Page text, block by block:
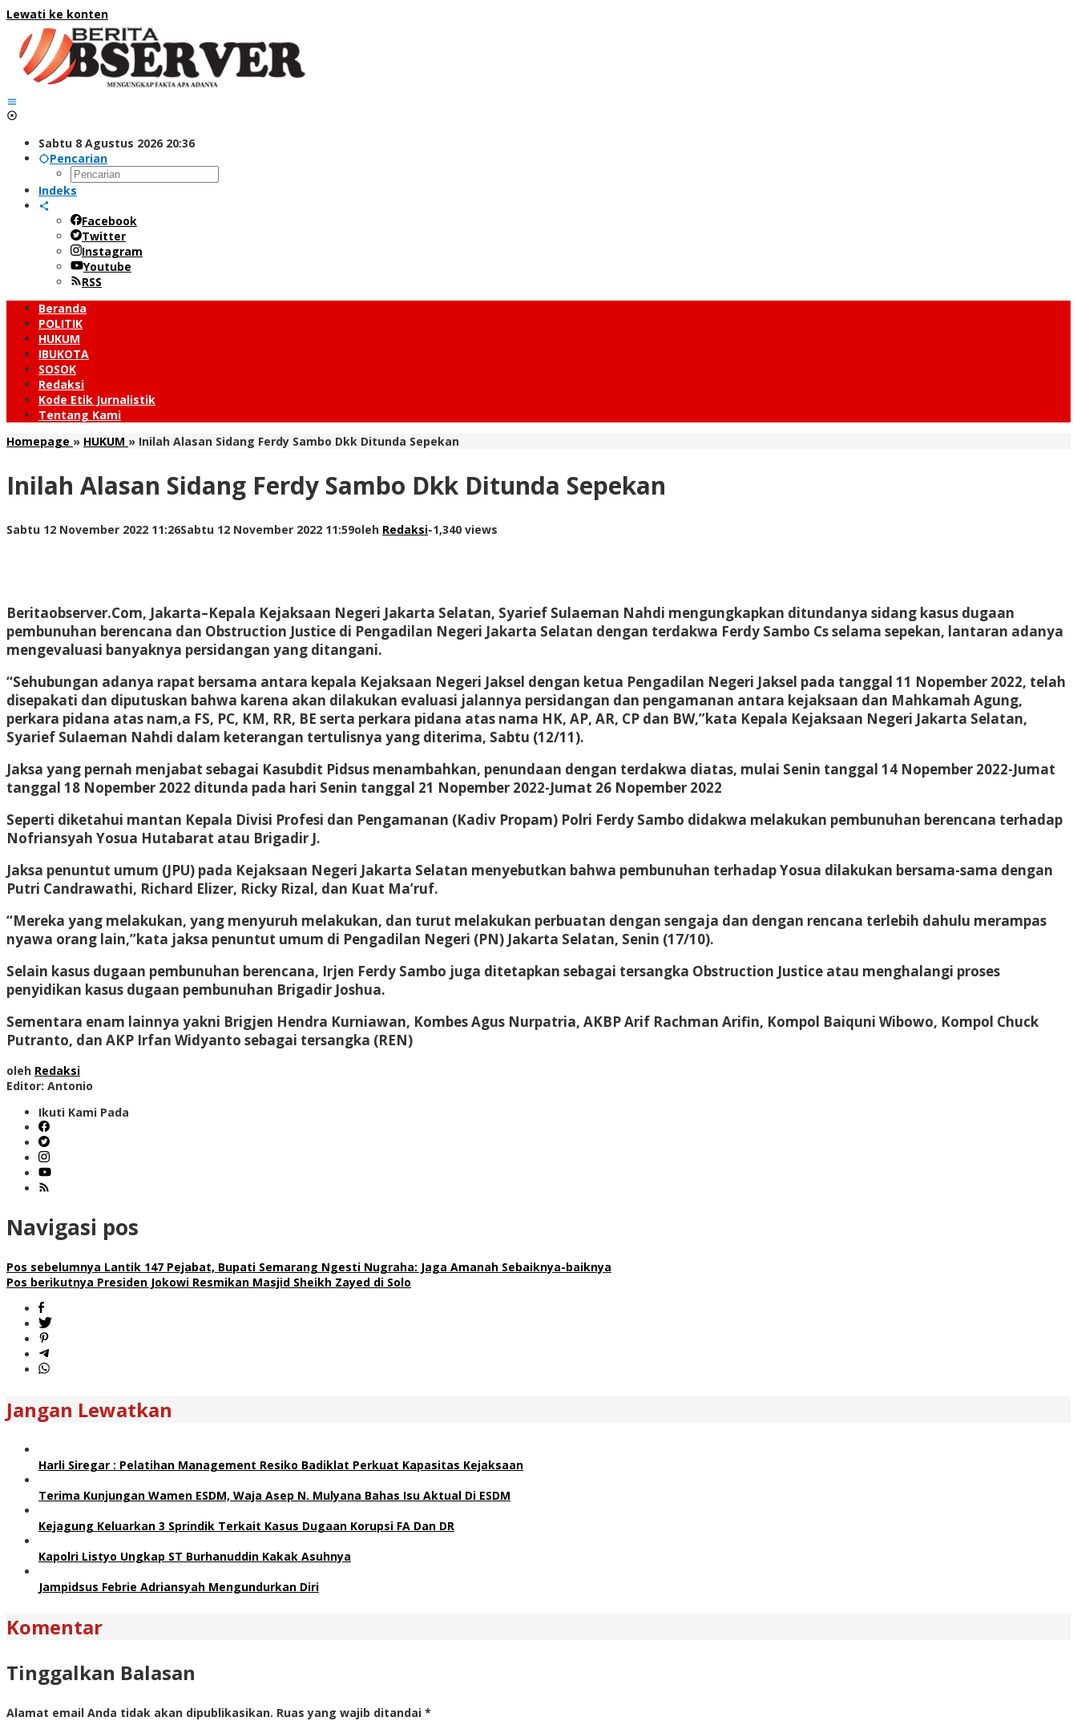
Lewati ke konten
Sabtu 8 Agustus 2026 20:36
Pencarian
Indeks
Facebook
Twitter
Instagram
Youtube
RSS
Beranda
POLITIK
HUKUM
IBUKOTA
SOSOK
Redaksi
Kode Etik Jurnalistik
Tentang Kami
Homepage » HUKUM » Inilah Alasan Sidang Ferdy Sambo Dkk Ditunda Sepekan
Inilah Alasan Sidang Ferdy Sambo Dkk Ditunda Sepekan
Sabtu 12 November 2022 11:26Sabtu 12 November 2022 11:59oleh Redaksi-1,340 views
Beritaobserver.Com, Jakarta–Kepala Kejaksaan Negeri Jakarta Selatan, Syarief Sulaeman Nahdi mengungkapkan ditundanya sidang kasus dugaan
pembunuhan berencana dan Obstruction Justice di Pengadilan Negeri Jakarta Selatan dengan terdakwa Ferdy Sambo Cs selama sepekan, lantaran adanya
mengevaluasi banyaknya persidangan yang ditangani.
“Sehubungan adanya rapat bersama antara kepala Kejaksaan Negeri Jaksel dengan ketua Pengadilan Negeri Jaksel pada tanggal 11 Nopember 2022, telah
disepakati dan diputuskan bahwa karena akan dilakukan evaluasi jalannya persidangan dan pengamanan antara kejaksaan dan Mahkamah Agung,
perkara pidana atas nam,a FS, PC, KM, RR, BE serta perkara pidana atas nama HK, AP, AR, CP dan BW,”kata Kepala Kejaksaan Negeri Jakarta Selatan,
Syarief Sulaeman Nahdi dalam keterangan tertulisnya yang diterima, Sabtu (12/11).
Jaksa yang pernah menjabat sebagai Kasubdit Pidsus menambahkan, penundaan dengan terdakwa diatas, mulai Senin tanggal 14 Nopember 2022-Jumat
tanggal 18 Nopember 2022 ditunda pada hari Senin tanggal 21 Nopember 2022-Jumat 26 Nopember 2022
Seperti diketahui mantan Kepala Divisi Profesi dan Pengamanan (Kadiv Propam) Polri Ferdy Sambo didakwa melakukan pembunuhan berencana terhadap
Nofriansyah Yosua Hutabarat atau Brigadir J.
Jaksa penuntut umum (JPU) pada Kejaksaan Negeri Jakarta Selatan menyebutkan bahwa pembunuhan terhadap Yosua dilakukan bersama-sama dengan
Putri Candrawathi, Richard Elizer, Ricky Rizal, dan Kuat Ma’ruf.
“Mereka yang melakukan, yang menyuruh melakukan, dan turut melakukan perbuatan dengan sengaja dan dengan rencana terlebih dahulu merampas
nyawa orang lain,”kata jaksa penuntut umum di Pengadilan Negeri (PN) Jakarta Selatan, Senin (17/10).
Selain kasus dugaan pembunuhan berencana, Irjen Ferdy Sambo juga ditetapkan sebagai tersangka Obstruction Justice atau menghalangi proses
penyidikan kasus dugaan pembunuhan Brigadir Joshua.
Sementara enam lainnya yakni Brigjen Hendra Kurniawan, Kombes Agus Nurpatria, AKBP Arif Rachman Arifin, Kompol Baiquni Wibowo, Kompol Chuck
Putranto, dan AKP Irfan Widyanto sebagai tersangka (REN)
oleh Redaksi
Editor: Antonio
Ikuti Kami Pada
Navigasi pos
Pos sebelumnya Lantik 147 Pejabat, Bupati Semarang Ngesti Nugraha: Jaga Amanah Sebaiknya-baiknya
Pos berikutnya Presiden Jokowi Resmikan Masjid Sheikh Zayed di Solo
Jangan Lewatkan
Harli Siregar : Pelatihan Management Resiko Badiklat Perkuat Kapasitas Kejaksaan
Terima Kunjungan Wamen ESDM, Waja Asep N. Mulyana Bahas Isu Aktual Di ESDM
Kejagung Keluarkan 3 Sprindik Terkait Kasus Dugaan Korupsi FA Dan DR
Kapolri Listyo Ungkap ST Burhanuddin Kakak Asuhnya
Jampidsus Febrie Adriansyah Mengundurkan Diri
Komentar
Tinggalkan Balasan
Alamat email Anda tidak akan dipublikasikan. Ruas yang wajib ditandai *